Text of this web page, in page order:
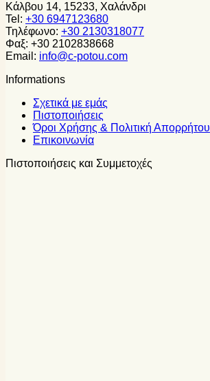
Κάλβου 14, 15233, Χαλάνδρι
Tel: +30 6947123680
Τηλέφωνο: +30 2130318077
Φαξ: +30 2102838668
Email: info@c-potou.com
Informations
Σχετικά με εμάς
Πιστοποιήσεις
Όροι Χρήσης & Πολιτική Απορρήτου
Επικοινωνία
Πιστοποιήσεις και Συμμετοχές